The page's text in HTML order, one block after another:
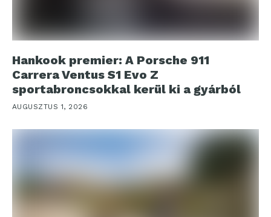
Hankook premier: A Porsche 911
Carrera Ventus S1 Evo Z
sportabroncsokkal kerül ki a gyárból
AUGUSZTUS 1, 2026